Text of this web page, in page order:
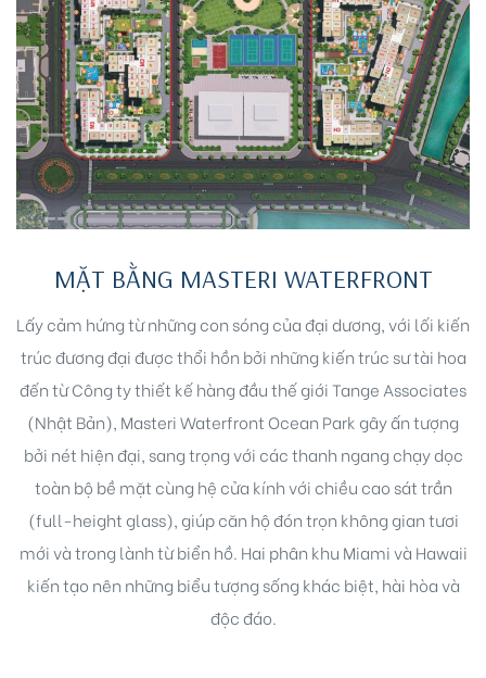
MẶT BẰNG MASTERI WATERFRONT
Lấy cảm hứng từ những con sóng của đại dương, với lối kiến
trúc đương đại được thổi hồn bởi những kiến trúc sư tài hoa
đến từ Công ty thiết kế hàng đầu thế giới Tange Associates
(Nhật Bản), Masteri Waterfront Ocean Park gây ấn tượng
bởi nét hiện đại, sang trọng với các thanh ngang chạy dọc
toàn bộ bề mặt cùng hệ cửa kính với chiều cao sát trần
(full-height glass), giúp căn hộ đón trọn không gian tươi
mới và trong lành từ biển hồ. Hai phân khu Miami và Hawaii
kiến tạo nên những biểu tượng sống khác biệt, hài hòa và
độc đáo.